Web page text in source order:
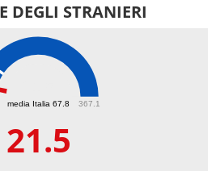
DEGLI STRANIERI
media Italia 67.8 367.1
21.5